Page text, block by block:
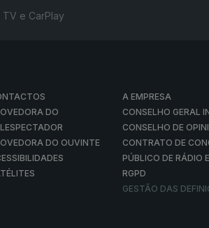
e CarPlay
DO
DO OUVINTE
A EMPRESA
CONSELHO GERAL
CONSELHO DE
CONTRATO DE
PÚBLICO DE RÁDIO
RGPD
GESTÃO DAS